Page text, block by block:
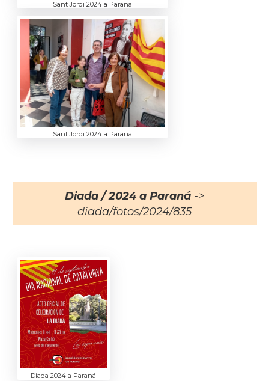
Sant Jordi 2024 a Paraná
Sant Jordi 2024 a Paraná
Diada / 2024 a Paraná ->
diada/fotos/2024/835
Diada 2024 a Paraná